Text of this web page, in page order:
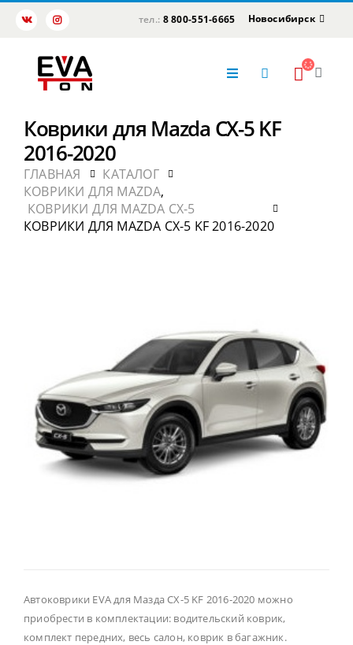
тел.: 8 800-551-6665 Новосибирск
Коврики для Mazda CX-5 KF
2016-2020
ГЛАВНАЯ
КАТАЛОГ
КОВРИКИ ДЛЯ MAZDA,
КОВРИКИ ДЛЯ MAZDA CX-5
КОВРИКИ ДЛЯ MAZDA CX-5 KF 2016-2020
Автоковрики EVA для Мазда СХ-5 KF 2016-2020 можно
приобрести в комплектации: водительский коврик,
комплект передних, весь салон, коврик в багажник.